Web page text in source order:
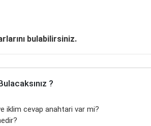
bulabilirsiniz.
?
iklim cevap anahtari var mi?